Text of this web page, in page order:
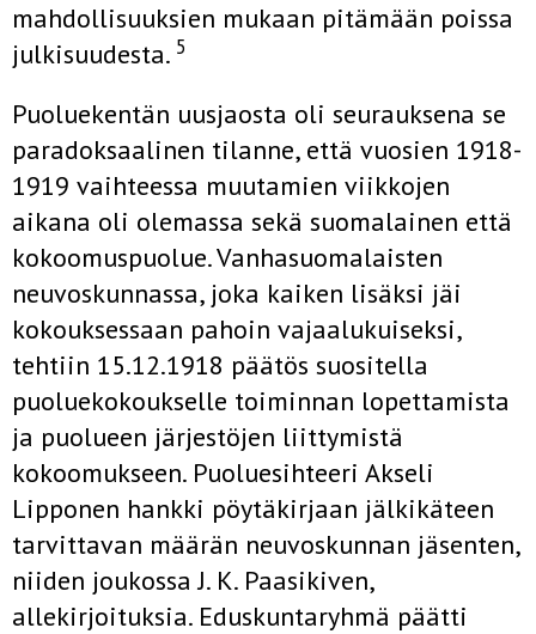
mahdollisuuksien mukaan pitämään poissa
julkisuudesta. 5
Puoluekentän uusjaosta oli seurauksena se
paradoksaalinen tilanne, että vuosien 1918-
1919 vaihteessa muutamien viikkojen
aikana oli olemassa sekä suomalainen että
kokoomuspuolue. Vanhasuomalaisten
neuvoskunnassa, joka kaiken lisäksi jäi
kokouksessaan pahoin vajaalukuiseksi,
tehtiin 15.12.1918 päätös suositella
puoluekokoukselle toiminnan lopettamista
ja puolueen järjestöjen liittymistä
kokoomukseen. Puoluesihteeri Akseli
Lipponen hankki pöytäkirjaan jälkikäteen
tarvittavan määrän neuvoskunnan jäsenten,
niiden joukossa J. K. Paasikiven,
allekirjoituksia. Eduskuntaryhmä päätti